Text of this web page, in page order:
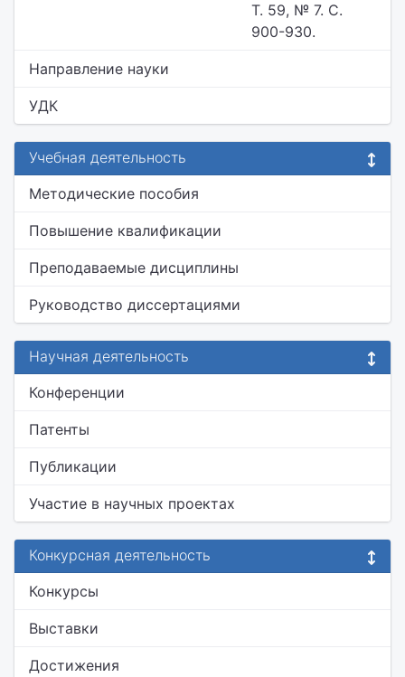
Т. 59, № 7. С.
900-930.
Направление науки
УДК
Учебная деятельность
Методические пособия
Повышение квалификации
Преподаваемые дисциплины
Руководство диссертациями
Научная деятельность
Конференции
Патенты
Публикации
Участие в научных проектах
Конкурсная деятельность
Конкурсы
Выставки
Достижения